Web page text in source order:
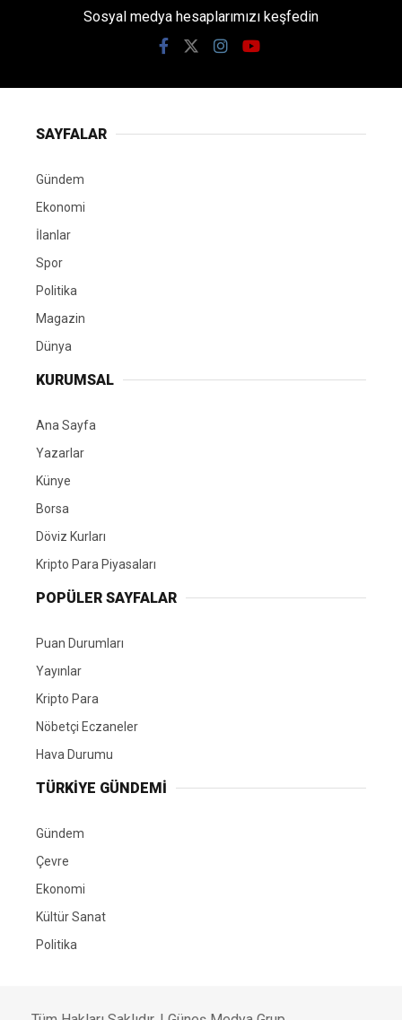
Sosyal medya hesaplarımızı keşfedin
SAYFALAR
Gündem
Ekonomi
İlanlar
Spor
Politika
Magazin
Dünya
KURUMSAL
Ana Sayfa
Yazarlar
Künye
Borsa
Döviz Kurları
Kripto Para Piyasaları
POPÜLER SAYFALAR
Puan Durumları
Yayınlar
Kripto Para
Nöbetçi Eczaneler
Hava Durumu
TÜRKIYE GÜNDEMI
Gündem
Çevre
Ekonomi
Kültür Sanat
Politika